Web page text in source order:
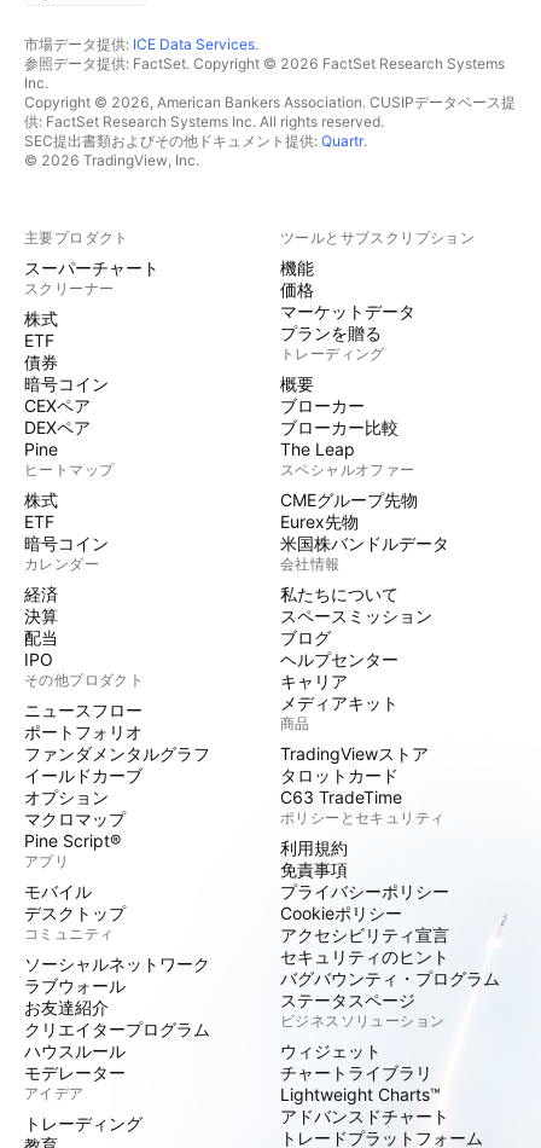
市場データ提供: ICE Data Services.
参照データ提供: FactSet. Copyright © 2026 FactSet Research Systems
Inc.
Copyright © 2026, American Bankers Association. CUSIPデータベース提
供: FactSet Research Systems Inc. All rights reserved.
SEC提出書類およびその他ドキュメント提供: Quartr.
© 2026 TradingView, Inc.
主要プロダクト
スーパーチャート
スクリーナー
株式
ETF
債券
暗号コイン
CEXペア
DEXペア
Pine
ヒートマップ
株式
ETF
暗号コイン
カレンダー
経済
決算
配当
IPO
その他プロダクト
ニュースフロー
ポートフォリオ
ファンダメンタルグラフ
イールドカーブ
オプション
マクロマップ
Pine Script®
アプリ
モバイル
デスクトップ
コミュニティ
ソーシャルネットワーク
ラブウォール
お友達紹介
クリエイタープログラム
ハウスルール
モデレーター
アイデア
トレーディング
ツールとサブスクリプション
機能
価格
マーケットデータ
プランを贈る
トレーディング
概要
ブローカー
ブローカー比較
The Leap
スペシャルオファー
CMEグループ先物
Eurex先物
米国株バンドルデータ
会社情報
私たちについて
スペースミッション
ブログ
ヘルプセンター
キャリア
メディアキット
商品
TradingViewストア
タロットカード
C63 TradeTime
ポリシーとセキュリティ
利用規約
免責事項
プライバシーポリシー
Cookieポリシー
アクセシビリティ宣言
セキュリティのヒント
バグバウンティ・プログラム
ステータスページ
ビジネスソリューション
ウィジェット
チャートライブラリ
Lightweight Charts™
アドバンスドチャート
トレードプラットフォーム